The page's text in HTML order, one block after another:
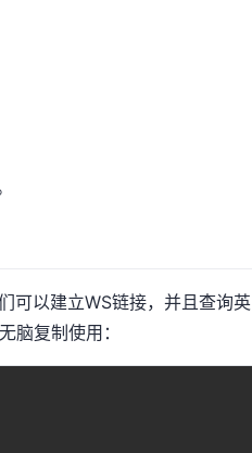
可以建立WS链接，并且查询英
脑复制使用：